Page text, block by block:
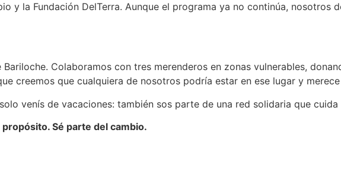
y la Fundación DelTerra. Aunque el programa ya no continúa, nosotros
Colaboramos con tres merenderos en zonas vulnerables,
creemos que cualquiera de nosotros podría estar en ese lugar y
venís de vacaciones: también sos parte de una red solidaria que
Sé parte del cambio.